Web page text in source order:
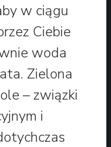
w ciągu
Ciebie
woda
Zielona
– związki
i